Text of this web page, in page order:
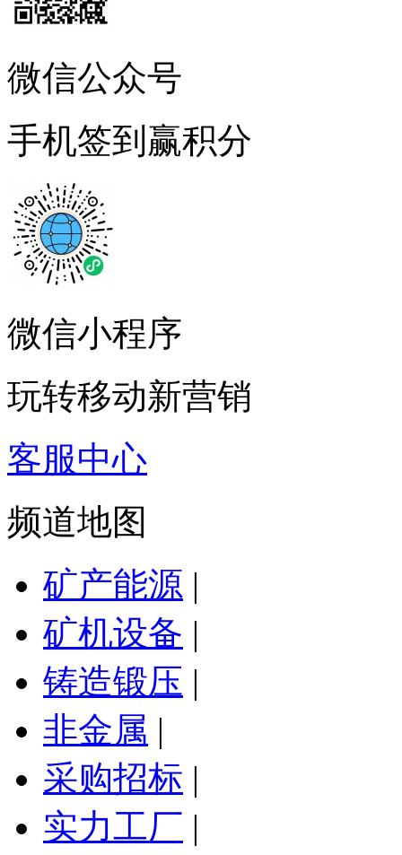
微信公众号
手机签到赢积分
微信小程序
玩转移动新营销
客服中心
频道地图
矿产能源 |
矿机设备 |
铸造锻压 |
非金属 |
采购招标 |
实力工厂 |